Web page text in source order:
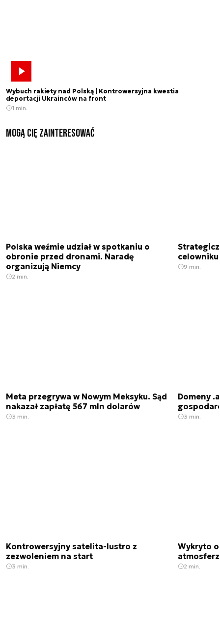
Wybuch rakiety nad Polską | Kontrowersyjna kwestia
deportacji Ukrainców na front
1 min.
Mogą Cię zainteresować
Polska weźmie udział w spotkaniu o
obronie przed dronami. Naradę
organizują Niemcy
2 min.
9 min.
Meta przegrywa w Nowym Meksyku. Sąd
nakazał zapłatę 567 mln dolarów
3 min.
Domeny
3 min.
Kontrowersyjny satelita-lustro z
zezwoleniem na start
3 min.
Wykryto
2 min.